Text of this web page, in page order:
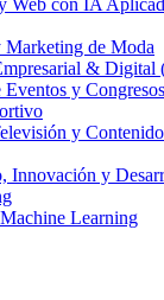
Web con IA
Marketing de Moda
&
Eventos y
y
Innovación y
Learning